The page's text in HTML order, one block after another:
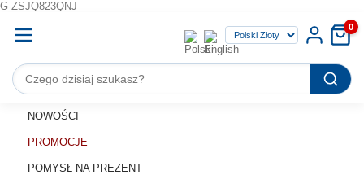
G-ZSJQ823QNJ
0
NOWOŚCI
PROMOCJE
POMYSŁ NA PREZENT